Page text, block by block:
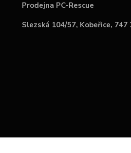
Prodejna PC-Rescue
Slezská 104/57, Kobeřice, 747